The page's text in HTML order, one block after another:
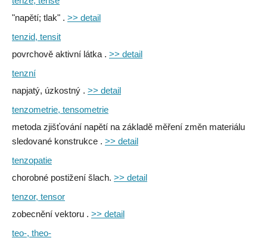
"napětí; tlak" . >> detail
tenzid, tensit
povrchově aktivní látka . >> detail
tenzní
napjatý, úzkostný . >> detail
tenzometrie, tensometrie
metoda zjišťování napětí na základě měření změn materiálu
sledované konstrukce . >> detail
tenzopatie
chorobné postižení šlach. >> detail
tenzor, tensor
zobecnění vektoru . >> detail
teo-, theo-